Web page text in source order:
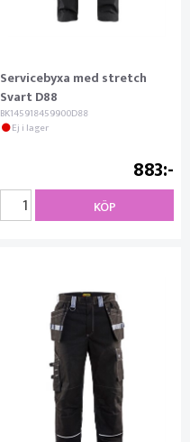
Servicebyxa med stretch
Svart D88
BK145918459900D88
Ej i lager
883
KÖP